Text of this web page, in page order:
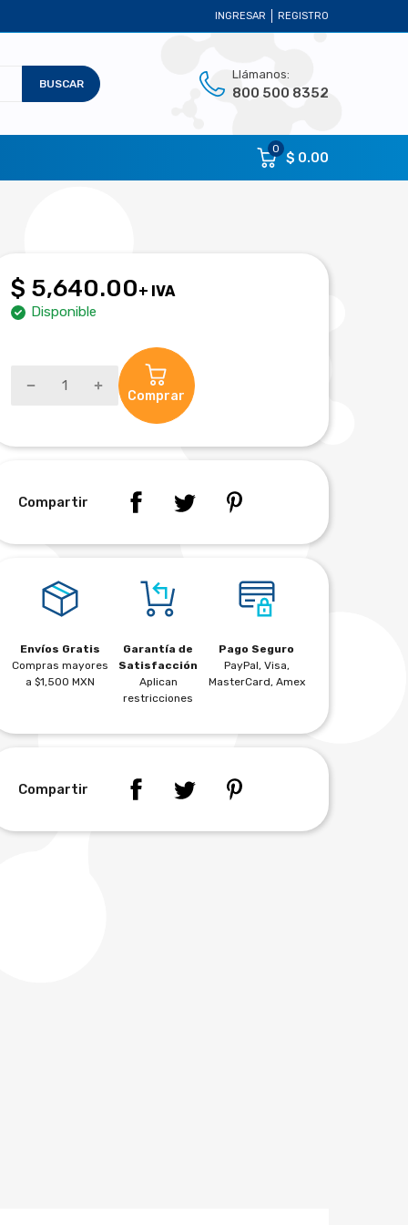
INGRESAR REGISTRO
BUSCAR
Llámanos:
800 500 8352
0
$ 0.00
$ 5,640.00+ IVA
Disponible
Comprar
Compartir
Envíos Gratis
Compras mayores
a $1,500 MXN
Garantía de
Satisfacción
Aplican
restricciones
Pago Seguro
PayPal, Visa,
MasterCard, Amex
Compartir